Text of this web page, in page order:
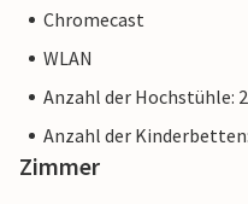
Chromecast
WLAN
Anzahl der Hochstühle: 2
Anzahl der
Zimmer